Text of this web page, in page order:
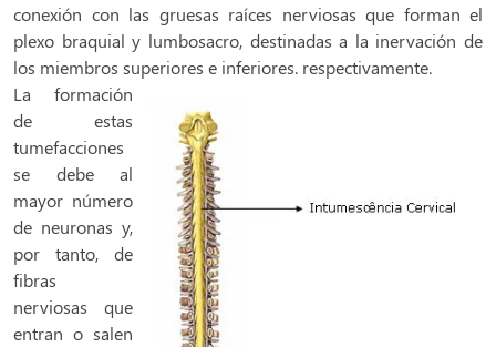
conexión con las gruesas raíces nerviosas que forman el
plexo braquial y lumbosacro, destinadas a la inervación de
los miembros superiores e inferiores. respectivamente.
La formación
de estas
tumefacciones
se debe al
mayor número
de neuronas y,
por tanto, de
fibras
nerviosas que
entran o salen